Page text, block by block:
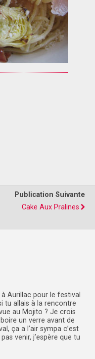
Publication Suivante
Cake Aux Pralines
Aurillac pour le festival
tu allais à la rencontre
au Mojito ? Je crois
un verre avant de
ça a l’air sympa c’est
venir, j’espère que tu